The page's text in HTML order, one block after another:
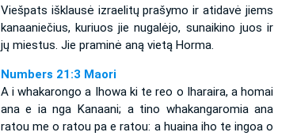
Viešpats išklausė izraelitų prašymo ir atidavė jiems
kanaaniečius, kuriuos jie nugalėjo, sunaikino juos ir
jų miestus. Jie praminė aną vietą Horma.
Numbers 21:3 Maori
A i whakarongo a Ihowa ki te reo o Iharaira, a homai
ana e ia nga Kanaani; a tino whakangaromia ana
ratou me o ratou pa e ratou: a huaina iho te ingoa o